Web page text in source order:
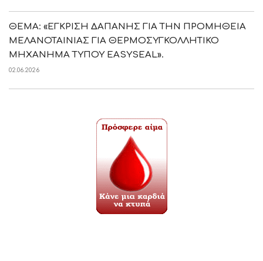
ΘΕΜΑ: «ΕΓΚΡΙΣΗ ΔΑΠΑΝΗΣ ΓΙΑ ΤΗΝ ΠΡΟΜΗΘΕΙΑ
ΜΕΛΑΝΟΤΑΙΝΙΑΣ ΓΙΑ ΘΕΡΜΟΣΥΓΚΟΛΛΗΤΙΚΟ
ΜΗΧΑΝΗΜΑ ΤΥΠΟΥ EASYSEAL».
02.06.2026